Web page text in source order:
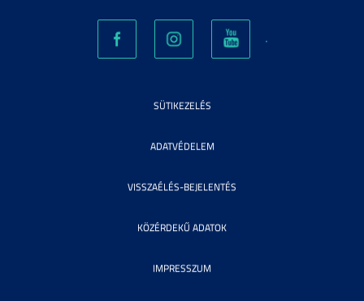
SÜTIKEZELÉS
ADATVÉDELEM
VISSZAÉLÉS-BEJELENTÉS
KÖZÉRDEKŰ ADATOK
IMPRESSZUM